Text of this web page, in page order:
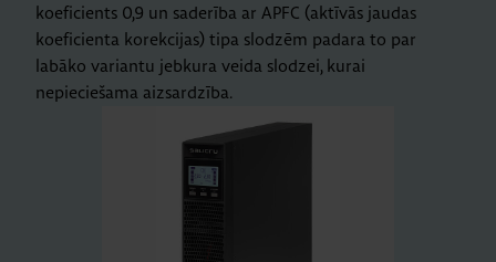
koeficients 0,9 un saderība ar APFC (aktīvās jaudas
koeficienta korekcijas) tipa slodzēm padara to par
labāko variantu jebkura veida slodzei, kurai
nepieciešama aizsardzība.